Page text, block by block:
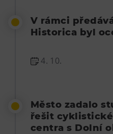
V rámci
Historica byl
4. 10.
Město zadalo
řešit
centra s Dolní